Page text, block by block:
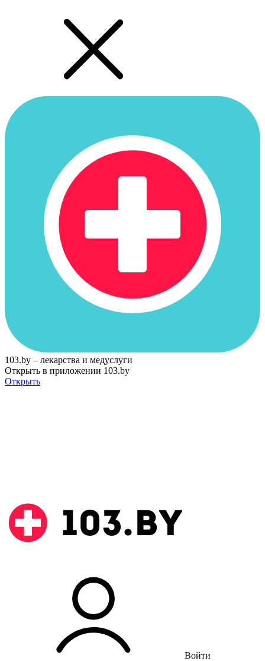
103.by – лекарства и медуслуги
Открыть в приложении 103.by
Открыть
Войти